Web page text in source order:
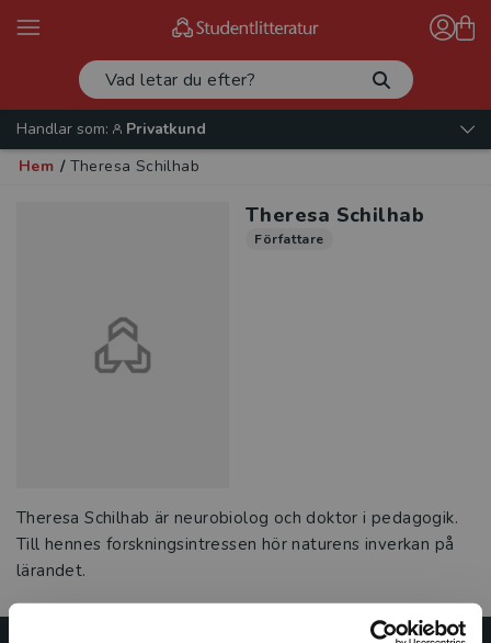
Handlar som:
Privatkund
Hem / Theresa Schilhab
Theresa Schilhab
Författare
Theresa Schilhab är neurobiolog och doktor i pedagogik.
Till hennes forskningsintressen hör naturens inverkan på
lärandet.